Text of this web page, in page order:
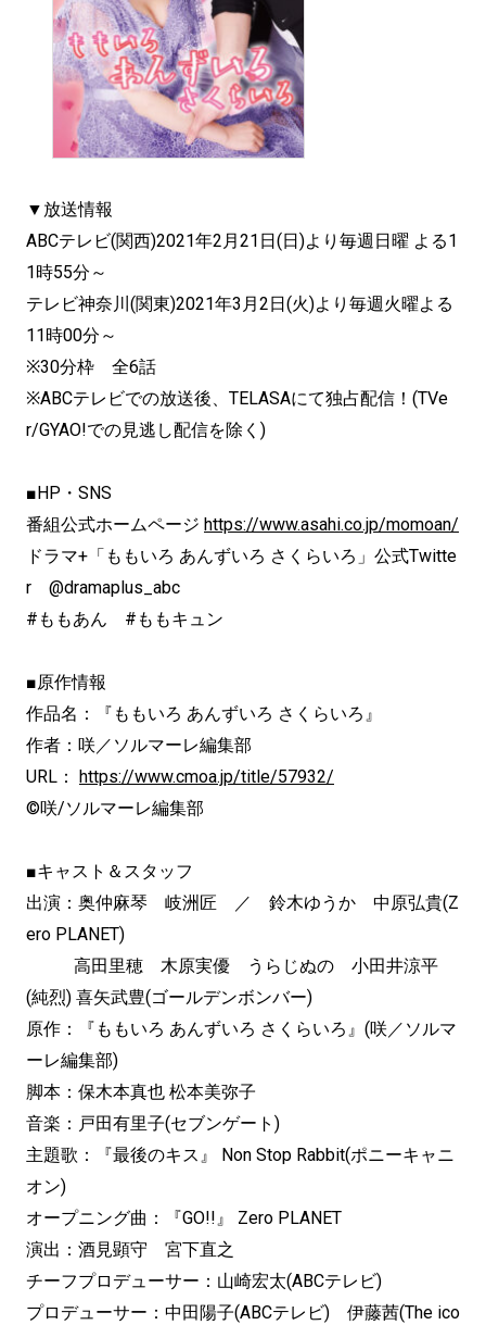
▼放送情報
ABCテレビ(関西)2021年2月21日(日)より毎週日曜 よる1
1時55分～
テレビ神奈川(関東)2021年3月2日(火)より毎週火曜よる
11時00分～
※30分枠 全6話
※ABCテレビでの放送後、TELASAにて独占配信！(TVe
r/GYAO!での見逃し配信を除く)
■HP・SNS
番組公式ホームページ https://www.asahi.co.jp/momoan/
ドラマ+「ももいろ あんずいろ さくらいろ」公式Twitte
r @dramaplus_abc
#ももあん #ももキュン
■原作情報
作品名：『ももいろ あんずいろ さくらいろ』
作者：咲／ソルマーレ編集部
URL：
https://www.cmoa.jp/title/57932/
©️咲/ソルマーレ編集部
■キャスト＆スタッフ
出演：奥仲麻琴 岐洲匠 ／ 鈴木ゆうか 中原弘貴(Z
ero PLANET)
高田里穂 木原実優 うらじぬの 小田井涼平
(純烈) 喜矢武豊(ゴールデンボンバー)
原作：『ももいろ あんずいろ さくらいろ』(咲／ソルマ
ーレ編集部)
脚本：保木本真也 松本美弥子
音楽：戸田有里子(セブンゲート)
主題歌：『最後のキス』 Non Stop Rabbit(ポニーキャニ
オン)
オープニング曲：『GO!!』 Zero PLANET
演出：酒見顕守 宮下直之
チーフプロデューサー：山崎宏太(ABCテレビ)
プロデューサー：中田陽子(ABCテレビ) 伊藤茜(The ico